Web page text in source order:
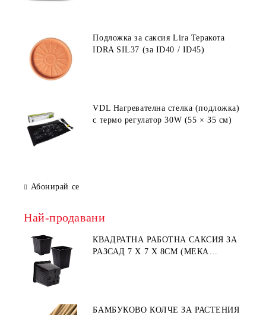
Подложка за саксия Lira Теракота
IDRA SIL37 (за ID40 / ID45)
VDL Нагревателна стелка (подложка)
с термо регулатор 30W (55 × 35 см)
Абонирай се
Най-продавани
КВАДРАТНА РАБОТНА САКСИЯ ЗА
РАЗСАД 7 X 7 X 8СМ (МЕКА
БАМБУКОВО КОЛЧЕ ЗА РАСТЕНИЯ